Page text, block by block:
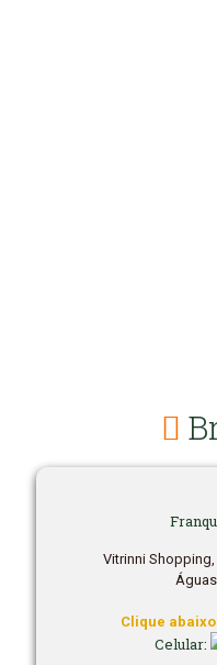
Vitrinni Shopping,
Clique
Celular: